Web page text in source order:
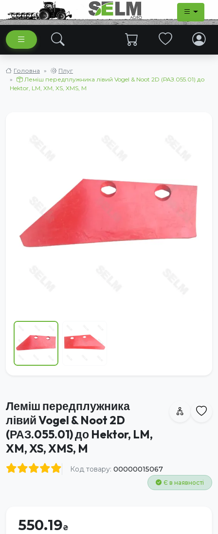
Головна
Плуг
Леміш передплужника лівий Vogel & Noot 2D (РАЗ.055.01) до
Hektor, LM, XM, XS, XMS, M
Леміш передплужника
лівий Vogel & Noot 2D
(РАЗ.055.01) до Hektor, LM,
XM, XS, XMS, M
Код товару: 00000015067
Є в наявності
550.19